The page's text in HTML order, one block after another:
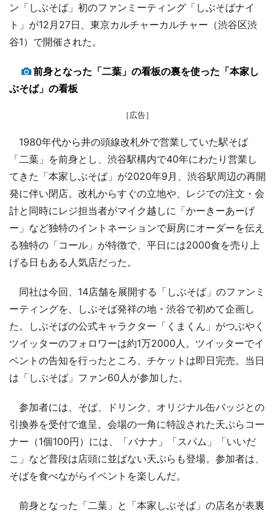
ン「しぶそば」初のファンミーティング「しぶそばナイ
ト」が12月27日、東京カルチャーカルチャー（渋谷区渋
谷1）で開催された。
前身となった「二葉」の看板の裏を使った「本家し
ぶそば」の看板
［広告］
1980年代から井の頭線改札外で営業していた駅そば
「二葉」を前身とし、渋谷駅構内で40年にわたり営業し
てきた「本家しぶそば」が2020年9月、渋谷駅周辺の再開
発に伴い閉店。改札からすぐの立地や、レジでの注文・会
計と同時にレジ担当者がマイク越しに「かーきーあーげ
ー」など独特のイントネーションで厨房にオーダーを伝え
る独特の「コール」が特徴で、平日には2000食を売り上
げる日もある人気店だった。
同社は今回、14店舗を展開する「しぶそば」のファンミ
ーティングを、しぶそば発祥の地・渋谷で初めて企画し
た。しぶそばの公式キャラクター「くまくん」がつぶやく
ツイッターのフォロワーは約1万2000人。ツイッターでイ
ベントの告知を行ったところ、チケットは即日完売。当日
は「しぶそば」ファン60人が参加した。
参加者には、そば、ドリンク、オリジナル缶バッジとの
引換券を受付で進呈。会場の一角に特設された天ぷらコー
ナー（1個100円）には、「バナナ」「スパム」「いいだ
こ」など普段は店頭に並ばない天ぷらも登場。参加者は、
そばを食べながらイベントを楽しんだ。
前身となった「二葉」と「本家しぶそば」の店名が表裏